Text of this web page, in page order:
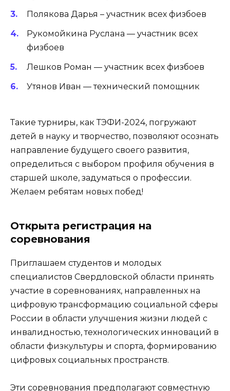
Полякова Дарья – участник всех физбоев
Рукомойкина Руслана — участник всех
физбоев
Лешков Роман — участник всех физбоев
Утянов Иван — технический помощник
Такие турниры, как ТЭФИ-2024, погружают
детей в науку и творчество, позволяют осознать
направление будущего своего развития,
определиться с выбором профиля обучения в
старшей школе, задуматься о профессии.
Желаем ребятам новых побед!
Открыта регистрация на
соревнования
Приглашаем студентов и молодых
специалистов Свердловской области принять
участие в соревнованиях, направленных на
цифровую трансформацию социальной сферы
России в области улучшения жизни людей с
инвалидностью, технологических инноваций в
области физкультуры и спорта, формированию
цифровых социальных пространств.
Эти соревнования предполагают совместную